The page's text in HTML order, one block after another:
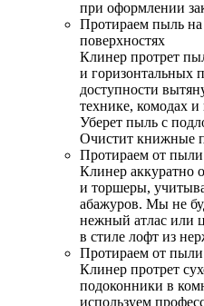
при оформлении
Протираем пыль
поверхностях
Клинер протрет
и горизонтальных
доступности
технике, комодах
Уберет пыль с
Очистит книжные
Протираем от
Клинер аккуратно
и торшеры,
абажуров. Мы не
нежный атлас или
в стиле лофт из
Протираем от
Клинер протрет
подоконники в
используем